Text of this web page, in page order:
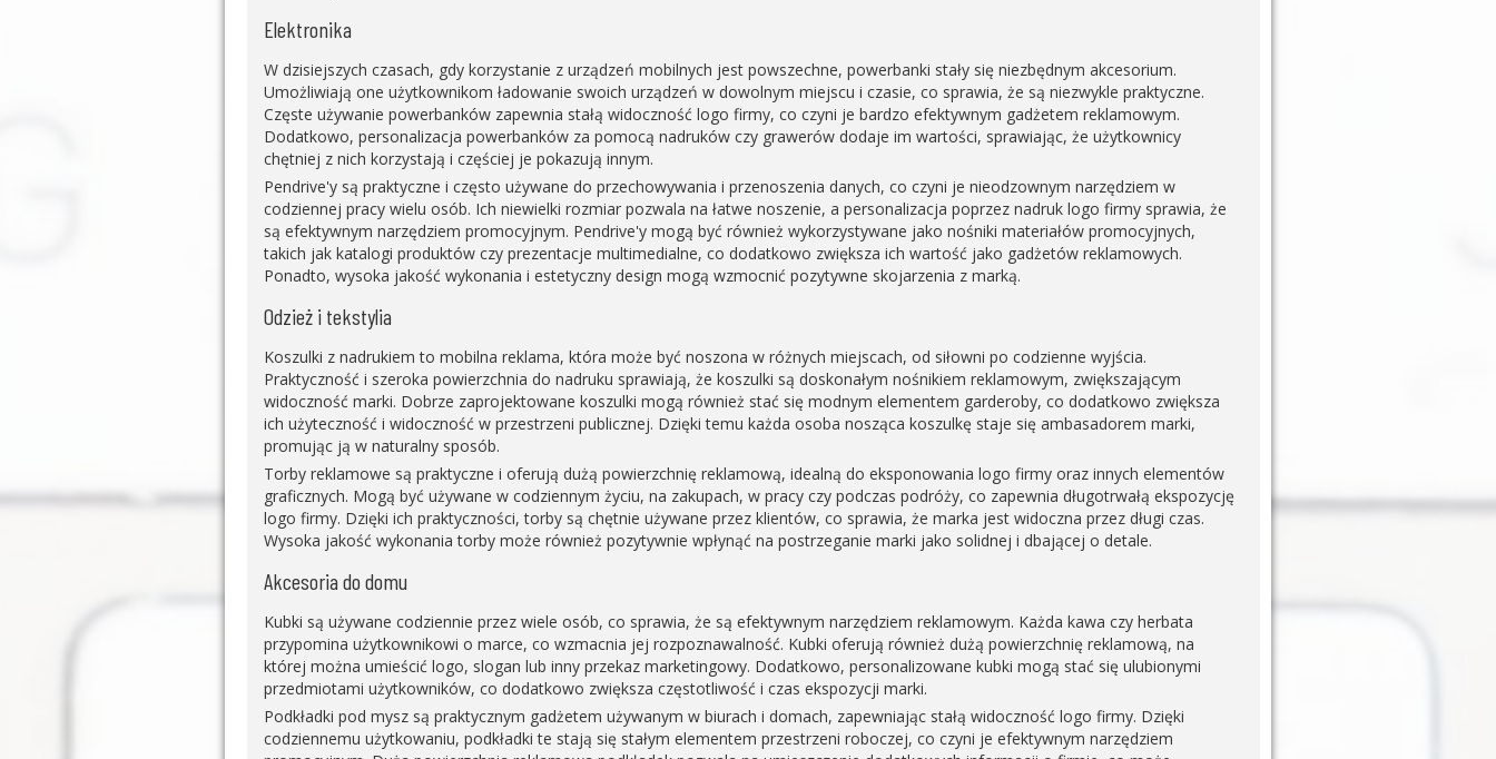
Elektronika
W dzisiejszych czasach, gdy korzystanie z urządzeń mobilnych jest powszechne, powerbanki stały się niezbędnym akcesorium.
Umożliwiają one użytkownikom ładowanie swoich urządzeń w dowolnym miejscu i czasie, co sprawia, że są niezwykle praktyczne.
Częste używanie powerbanków zapewnia stałą widoczność logo firmy, co czyni je bardzo efektywnym gadżetem reklamowym.
Dodatkowo, personalizacja powerbanków za pomocą nadruków czy grawerów dodaje im wartości, sprawiając, że użytkownicy
chętniej z nich korzystają i częściej je pokazują innym.
Pendrive'y są praktyczne i często używane do przechowywania i przenoszenia danych, co czyni je nieodzownym narzędziem w
codziennej pracy wielu osób. Ich niewielki rozmiar pozwala na łatwe noszenie, a personalizacja poprzez nadruk logo firmy sprawia, że
są efektywnym narzędziem promocyjnym. Pendrive'y mogą być również wykorzystywane jako nośniki materiałów promocyjnych,
takich jak katalogi produktów czy prezentacje multimedialne, co dodatkowo zwiększa ich wartość jako gadżetów reklamowych.
Ponadto, wysoka jakość wykonania i estetyczny design mogą wzmocnić pozytywne skojarzenia z marką.
Odzież i tekstylia
Koszulki z nadrukiem to mobilna reklama, która może być noszona w różnych miejscach, od siłowni po codzienne wyjścia.
Praktyczność i szeroka powierzchnia do nadruku sprawiają, że koszulki są doskonałym nośnikiem reklamowym, zwiększającym
widoczność marki. Dobrze zaprojektowane koszulki mogą również stać się modnym elementem garderoby, co dodatkowo zwiększa
ich użyteczność i widoczność w przestrzeni publicznej. Dzięki temu każda osoba nosząca koszulkę staje się ambasadorem marki,
promując ją w naturalny sposób.
Torby reklamowe są praktyczne i oferują dużą powierzchnię reklamową, idealną do eksponowania logo firmy oraz innych elementów
graficznych. Mogą być używane w codziennym życiu, na zakupach, w pracy czy podczas podróży, co zapewnia długotrwałą ekspozycję
logo firmy. Dzięki ich praktyczności, torby są chętnie używane przez klientów, co sprawia, że marka jest widoczna przez długi czas.
Wysoka jakość wykonania torby może również pozytywnie wpłynąć na postrzeganie marki jako solidnej i dbającej o detale.
Akcesoria do domu
Kubki są używane codziennie przez wiele osób, co sprawia, że są efektywnym narzędziem reklamowym. Każda kawa czy herbata
przypomina użytkownikowi o marce, co wzmacnia jej rozpoznawalność. Kubki oferują również dużą powierzchnię reklamową, na
której można umieścić logo, slogan lub inny przekaz marketingowy. Dodatkowo, personalizowane kubki mogą stać się ulubionymi
przedmiotami użytkowników, co dodatkowo zwiększa częstotliwość i czas ekspozycji marki.
Podkładki pod mysz są praktycznym gadżetem używanym w biurach i domach, zapewniając stałą widoczność logo firmy. Dzięki
codziennemu użytkowaniu, podkładki te stają się stałym elementem przestrzeni roboczej, co czyni je efektywnym narzędziem